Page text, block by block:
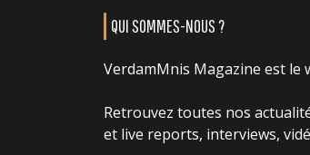
QUI SOMMES-NOUS ?
VerdamMnis Magazine est le
Retrouvez toutes nos
et live reports, interviews,